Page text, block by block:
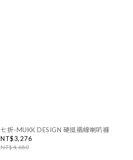
七折-MUKK DESIGN 硬挺褶線喇叭褲
NT$3,276
NT$4,680